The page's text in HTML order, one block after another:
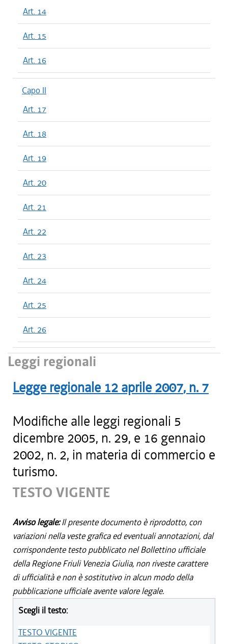
Art. 14
Art. 15
Art. 16
Capo II
Art. 17
Art. 18
Art. 19
Art. 20
Art. 21
Art. 22
Art. 23
Art. 24
Art. 25
Art. 26
Leggi regionali
Legge regionale 12 aprile 2007, n. 7
Modifiche alle leggi regionali 5
dicembre 2005, n. 29, e 16 gennaio
2002, n. 2, in materia di commercio e
turismo.
TESTO VIGENTE
Avviso legale:Il presente documento è riprodotto, con
variazioni nella veste grafica ed eventuali annotazioni, dal
corrispondente testo pubblicato nel Bollettino ufficiale
della Regione Friuli Venezia Giulia, non riveste carattere
di ufficialità e non è sostitutivo in alcun modo della
pubblicazione ufficiale avente valore legale.
Scegli il testo:
TESTO VIGENTE